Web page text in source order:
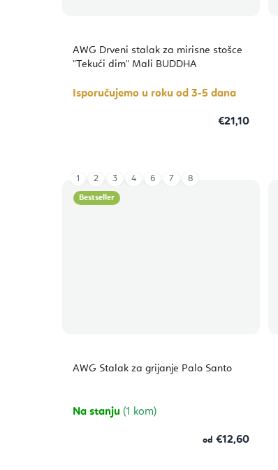
AWG Drveni stalak za mirisne stošce
"Tekući dim" Mali BUDDHA
Isporučujemo u roku od 3-5 dana
€21,10
Bestseller
AWG Stalak za grijanje Palo Santo
Na stanju (1 kom)
od €12,60
1 2 3 4 6 7 8